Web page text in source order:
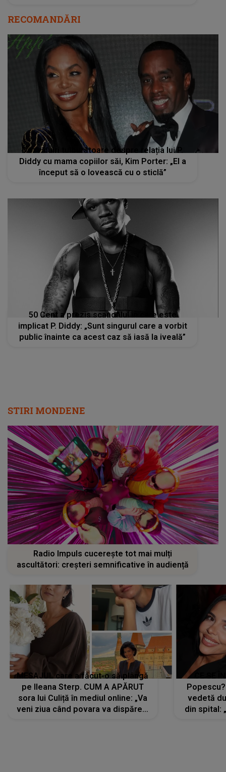
RECOMANDĂRI
Dezvăluiri tulburătoare despre relația lui P.
Diddy cu mama copiilor săi, Kim Porter: „El a
început să o lovească cu o sticlă”
50 Cent a prezis scandalul în care este
implicat P. Diddy: „Sunt singurul care a vorbit
public înainte ca acest caz să iasă la iveală”
STIRI MONDENE
Radio Impuls cucerește tot mai mulți
ascultători: creșteri semnificative în audiență
MESAJUL care a făcut-o să plângă
pe Ileana Sterp. CUM A APĂRUT
sora lui Culiță în mediul online: „Va
veni ziua când povara va dispărea,
vedetă
din spital: